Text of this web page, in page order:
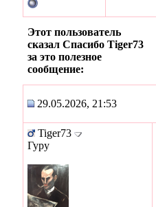
Этот пользователь
сказал Спасибо Tiger73
за это полезное
сообщение:
29.05.2026, 21:53
Tiger73
Гуру